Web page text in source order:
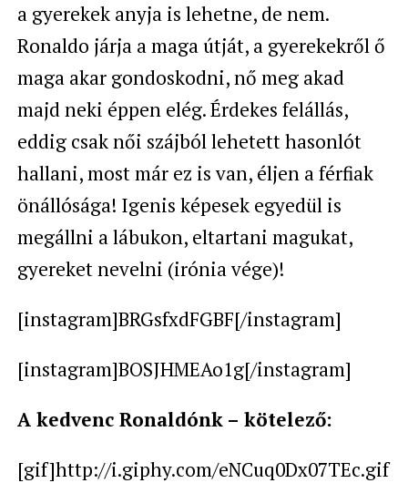
a gyerekek anyja is lehetne, de nem.
Ronaldo járja a maga útját, a gyerekekről ő
maga akar gondoskodni, nő meg akad
majd neki éppen elég. Érdekes felállás,
eddig csak női szájból lehetett hasonlót
hallani, most már ez is van, éljen a férfiak
önállósága! Igenis képesek egyedül is
megállni a lábukon, eltartani magukat,
gyereket nevelni (irónia vége)!
[instagram]BRGsfxdFGBF[/instagram]
[instagram]BOSJHMEAo1g[/instagram]
A kedvenc Ronaldónk – kötelező:
[gif]http://i.giphy.com/